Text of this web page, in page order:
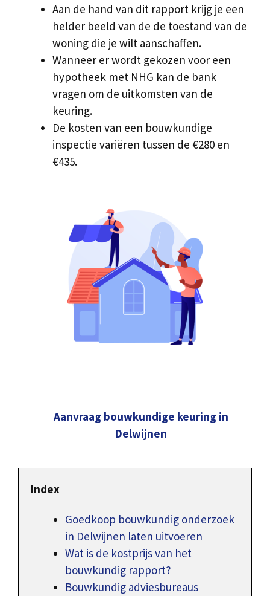
Aan de hand van dit rapport krijg je een
helder beeld van de de toestand van de
woning die je wilt aanschaffen.
Wanneer er wordt gekozen voor een
hypotheek met NHG kan de bank
vragen om de uitkomsten van de
keuring.
De kosten van een bouwkundige
inspectie variëren tussen de €280 en
€435.
Aanvraag bouwkundige keuring in
Delwijnen
Index
Goedkoop bouwkundig onderzoek
in Delwijnen laten uitvoeren
Wat is de kostprijs van het
bouwkundig rapport?
Bouwkundig adviesbureaus